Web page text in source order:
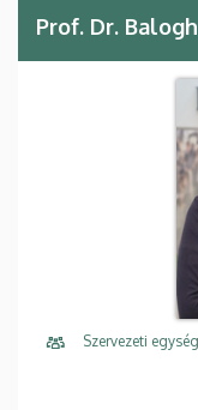
Prof. Dr.
Szervezeti egység